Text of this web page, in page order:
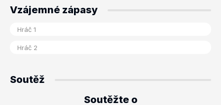
Vzájemné zápasy
Soutěž
Soutěžte o